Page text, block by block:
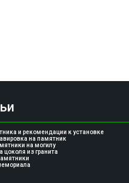
и рекомендации к установке
на памятник
на могилу
цоколя из гранита